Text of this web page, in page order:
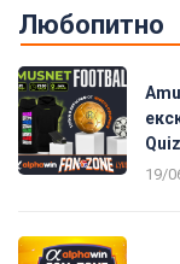
Любопитно
19/